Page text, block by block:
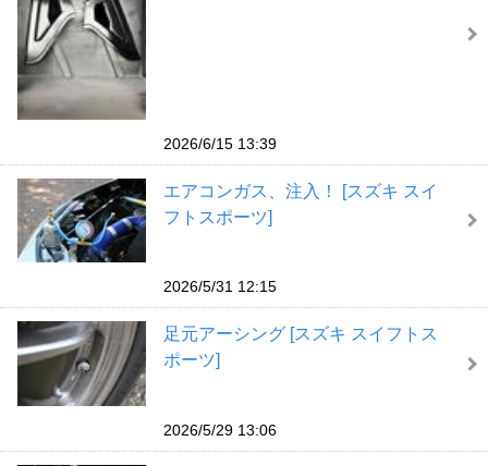
2026/6/15 13:39
エアコンガス、注入！ [スズキ スイ
フトスポーツ]
2026/5/31 12:15
足元アーシング [スズキ スイフトス
ポーツ]
2026/5/29 13:06